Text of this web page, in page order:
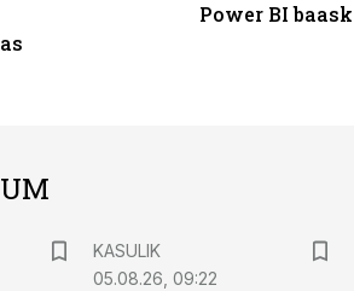
Power BI
KASULIK
05.08.26, 09:22